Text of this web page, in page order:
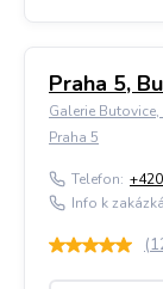
Praha 5,
Galerie
Praha 5
Telefon:
Info k
(